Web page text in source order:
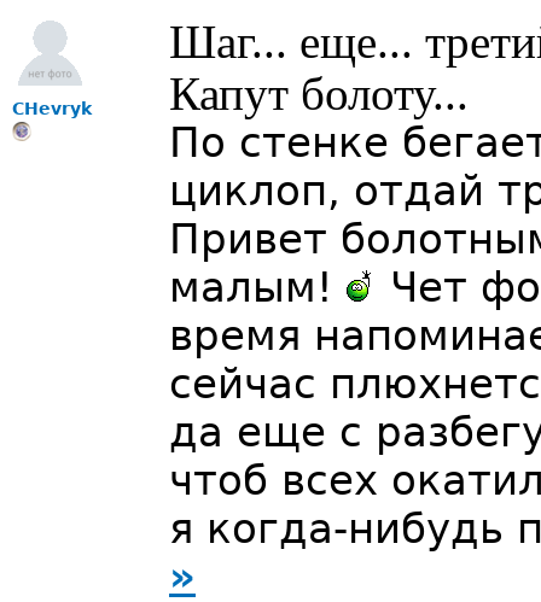
CHevryk
Шаг... еще...
Капут болоту...
По стенке
циклоп, отдай
Привет
малым!
Чет
время
сейчас
да еще с
чтоб всех
я когда-нибудь
»